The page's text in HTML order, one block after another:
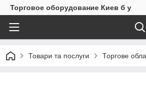
Торговое оборудование Киев б у
Товари та послуги Торгове